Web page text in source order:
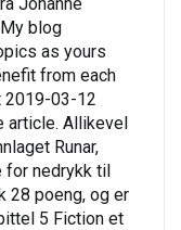
blog
as yours
from each
2019-03-12
article. Allikevel
Runar,
for nedrykk til
28 poeng, og er
5 Fiction et